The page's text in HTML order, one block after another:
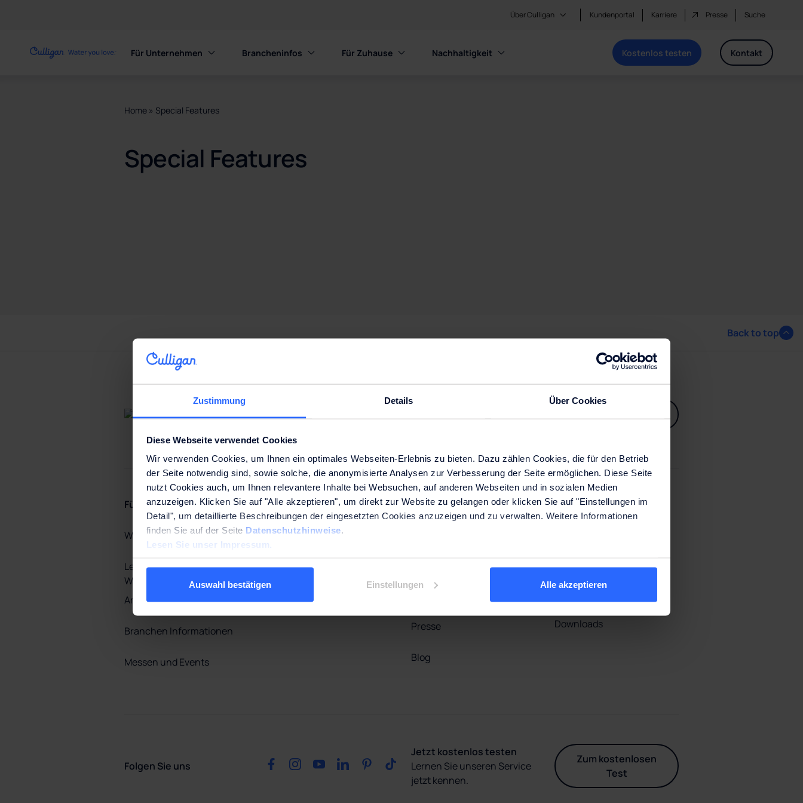
Zustimmung Details Über Cookies
Diese Webseite verwendet Cookies
Wir verwenden Cookies, um Ihnen ein optimales Webseiten-Erlebnis zu bieten. Dazu zählen Cookies, die für den Betrieb
der Seite notwendig sind, sowie solche, die anonymisierte Analysen zur Verbesserung der Seite ermöglichen. Diese Seite
nutzt Cookies auch, um Ihnen relevantere Inhalte bei Websuchen, auf anderen Webseiten und in sozialen Medien
anzuzeigen. Klicken Sie auf "Alle akzeptieren", um direkt zur Website zu gelangen oder klicken Sie auf "Einstellungen im
Detail", um detaillierte Beschreibungen der eingesetzten Cookies anzuzeigen und zu verwalten. Weitere Informationen
finden Sie auf der Seite Datenschutzhinweise.
Lesen Sie unser Impressum.
Auswahl bestätigen Einstellungen Alle akzeptieren
Über Culligan Kundenportal Karriere Presse Suche
Für Unternehmen Brancheninfos Für Zuhause Nachhaltigkeit Kostenlos testen Kontakt
Home » Special Features
Special Features
Back to top
Kontakt aufnehmen
Für Unternehmen
Wasserspender
Leitungsgebundene
Wasserspender
Armaturen
Branchen Informationen
Messen und Events
Für Zuhause
Alpenwasser Abo
Mehr zu Culligan
Presse
Blog
Kundenportal
Angebot anfragen
Downloads
Folgen Sie uns
Jetzt kostenlos testen
Lernen Sie unseren Service
jetzt kennen.
Zum kostenlosen
Test